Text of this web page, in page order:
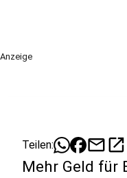
Anzeige
Teilen: mailopen_in_new
Mehr Geld für